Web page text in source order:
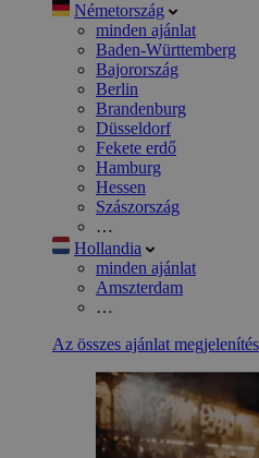
Németország
minden ajánlat
Baden-Württemberg
Bajorország
Berlin
Brandenburg
Düsseldorf
Fekete erdő
Hamburg
Hessen
Szászország
…
Hollandia
minden ajánlat
Amszterdam
…
Az összes ajánlat